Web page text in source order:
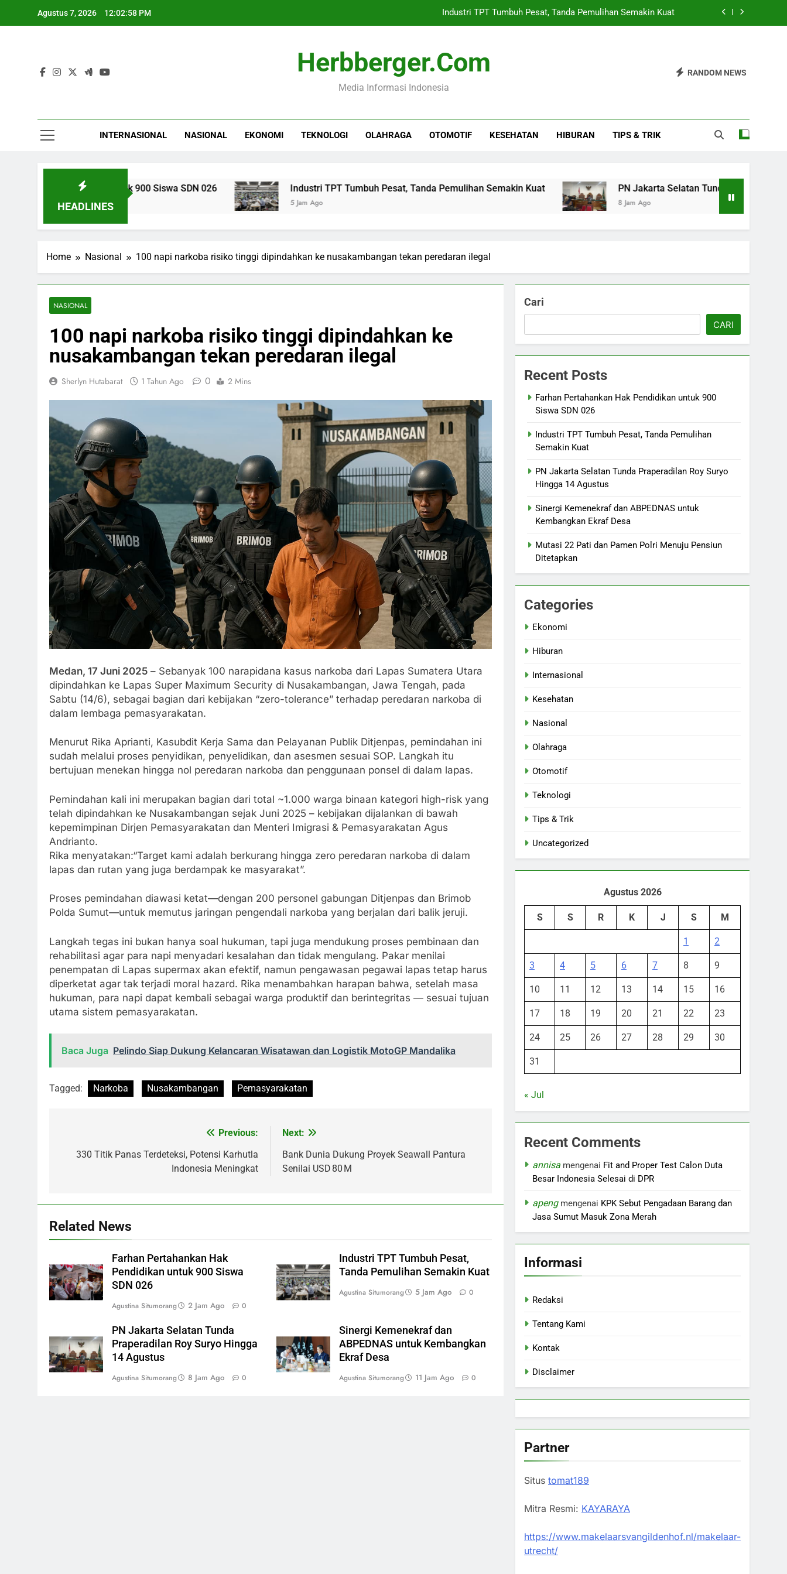
Agustus 7, 2026 12:02:59 PM Industri TPT Tumbuh Pesat, Tanda Pemulihan Semakin Kuat
Sinergi Kemenekraf dan ABPEDNAS untuk Kembangkan Ekraf Desa
Farhan Pertahankan Hak Pendidikan untuk 900 Siswa SDN 026
PN Jakarta Selatan Tunda Praperadilan Roy Suryo Hingga 14 Agustus
Herbberger.com
Media Informasi Indonesia
RANDOM NEWS
INTERNASIONAL NASIONAL EKONOMI TEKNOLOGI OLAHRAGA OTOMOTIF KESEHATAN HIBURAN TIPS & TRIK
HEADLINES
Pendidikan untuk 900 Siswa SDN 026 Industri TPT Tumbuh Pesat, Tanda Pemulihan Semakin Kuat
5 Jam Ago
PN Jakarta Selatan Tunda Praperadilan Roy
8 Jam Ago
Home Nasional 100 napi narkoba risiko tinggi dipindahkan ke nusakambangan tekan peredaran ilegal
NASIONAL
100 napi narkoba risiko tinggi dipindahkan ke
nusakambangan tekan peredaran ilegal
Sherlyn Hutabarat 1 Tahun Ago 0 2 Mins
Medan, 17 Juni 2025 – Sebanyak 100 narapidana kasus narkoba dari Lapas Sumatera Utara
dipindahkan ke Lapas Super Maximum Security di Nusakambangan, Jawa Tengah, pada
Sabtu (14/6), sebagai bagian dari kebijakan “zero-tolerance” terhadap peredaran narkoba di
dalam lembaga pemasyarakatan.
Menurut Rika Aprianti, Kasubdit Kerja Sama dan Pelayanan Publik Ditjenpas, pemindahan ini
sudah melalui proses penyidikan, penyelidikan, dan asesmen sesuai SOP. Langkah itu
bertujuan menekan hingga nol peredaran narkoba dan penggunaan ponsel di dalam lapas.
Pemindahan kali ini merupakan bagian dari total ~1.000 warga binaan kategori high-risk yang
telah dipindahkan ke Nusakambangan sejak Juni 2025 – kebijakan dijalankan di bawah
kepemimpinan Dirjen Pemasyarakatan dan Menteri Imigrasi & Pemasyarakatan Agus
Andrianto.
Rika menyatakan:“Target kami adalah berkurang hingga zero peredaran narkoba di dalam
lapas dan rutan yang juga berdampak ke masyarakat”.
Proses pemindahan diawasi ketat—dengan 200 personel gabungan Ditjenpas dan Brimob
Polda Sumut—untuk memutus jaringan pengendali narkoba yang berjalan dari balik jeruji.
Langkah tegas ini bukan hanya soal hukuman, tapi juga mendukung proses pembinaan dan
rehabilitasi agar para napi menyadari kesalahan dan tidak mengulang. Pakar menilai
penempatan di Lapas supermax akan efektif, namun pengawasan pegawai lapas tetap harus
diperketat agar tak terjadi moral hazard. Rika menambahkan harapan bahwa, setelah masa
hukuman, para napi dapat kembali sebagai warga produktif dan berintegritas — sesuai tujuan
utama sistem pemasyarakatan.
Baca Juga Pelindo Siap Dukung Kelancaran Wisatawan dan Logistik MotoGP Mandalika
Tagged: Narkoba Nusakambangan Pemasyarakatan
pos
Previous:
330 Titik Panas Terdeteksi, Potensi Karhutla
Indonesia Meningkat
Next:
Bank Dunia Dukung Proyek Seawall Pantura
Senilai USD 80 M
Related News
Farhan Pertahankan Hak
Pendidikan untuk 900 Siswa
SDN 026
Agustina Situmorang 2 Jam Ago 0
Industri TPT Tumbuh Pesat,
Tanda Pemulihan Semakin Kuat
Agustina Situmorang 5 Jam Ago 0
PN Jakarta Selatan Tunda
Praperadilan Roy Suryo Hingga
14 Agustus
Agustina Situmorang 8 Jam Ago 0
Sinergi Kemenekraf dan
ABPEDNAS untuk Kembangkan
Ekraf Desa
Agustina Situmorang 11 Jam Ago 0
Cari
CARI
Recent Posts
Farhan Pertahankan Hak Pendidikan untuk 900
Siswa SDN 026
Industri TPT Tumbuh Pesat, Tanda Pemulihan
Semakin Kuat
PN Jakarta Selatan Tunda Praperadilan Roy Suryo
Hingga 14 Agustus
Sinergi Kemenekraf dan ABPEDNAS untuk
Kembangkan Ekraf Desa
Mutasi 22 Pati dan Pamen Polri Menuju Pensiun
Ditetapkan
Categories
Ekonomi
Hiburan
Internasional
Kesehatan
Nasional
Olahraga
Otomotif
Teknologi
Tips & Trik
Uncategorized
Agustus 2026
S S R K J S M
1 2
3 4 5 6 7 8 9
10 11 12 13 14 15 16
17 18 19 20 21 22 23
24 25 26 27 28 29 30
31
« Jul
Recent Comments
annisa mengenai Fit and Proper Test Calon Duta
Besar Indonesia Selesai di DPR
apengmengenai KPK Sebut Pengadaan Barang dan
Jasa Sumut Masuk Zona Merah
Informasi
Redaksi
Tentang Kami
Kontak
Disclaimer
Partner
Situs tomat189
Mitra Resmi: KAYARAYA
https://www.makelaarsvangildenhof.nl/makelaar-
utrecht/